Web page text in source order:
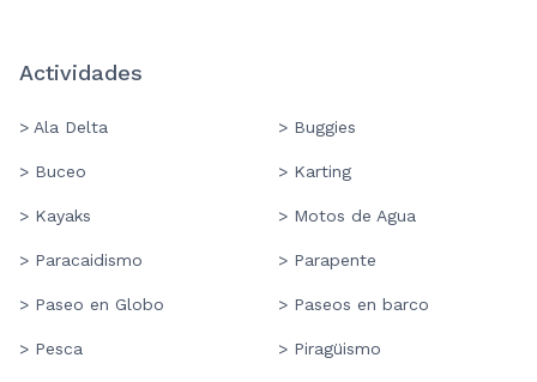
Actividades
> Ala Delta > Buggies
> Buceo > Karting
> Kayaks > Motos de Agua
> Paracaidismo > Parapente
> Paseo en Globo > Paseos en barco
> Pesca > Piragüismo